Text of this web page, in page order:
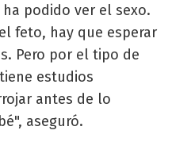
podido ver el sexo.
feto, hay que esperar
Pero por el tipo de
estudios
antes de lo
aseguró.